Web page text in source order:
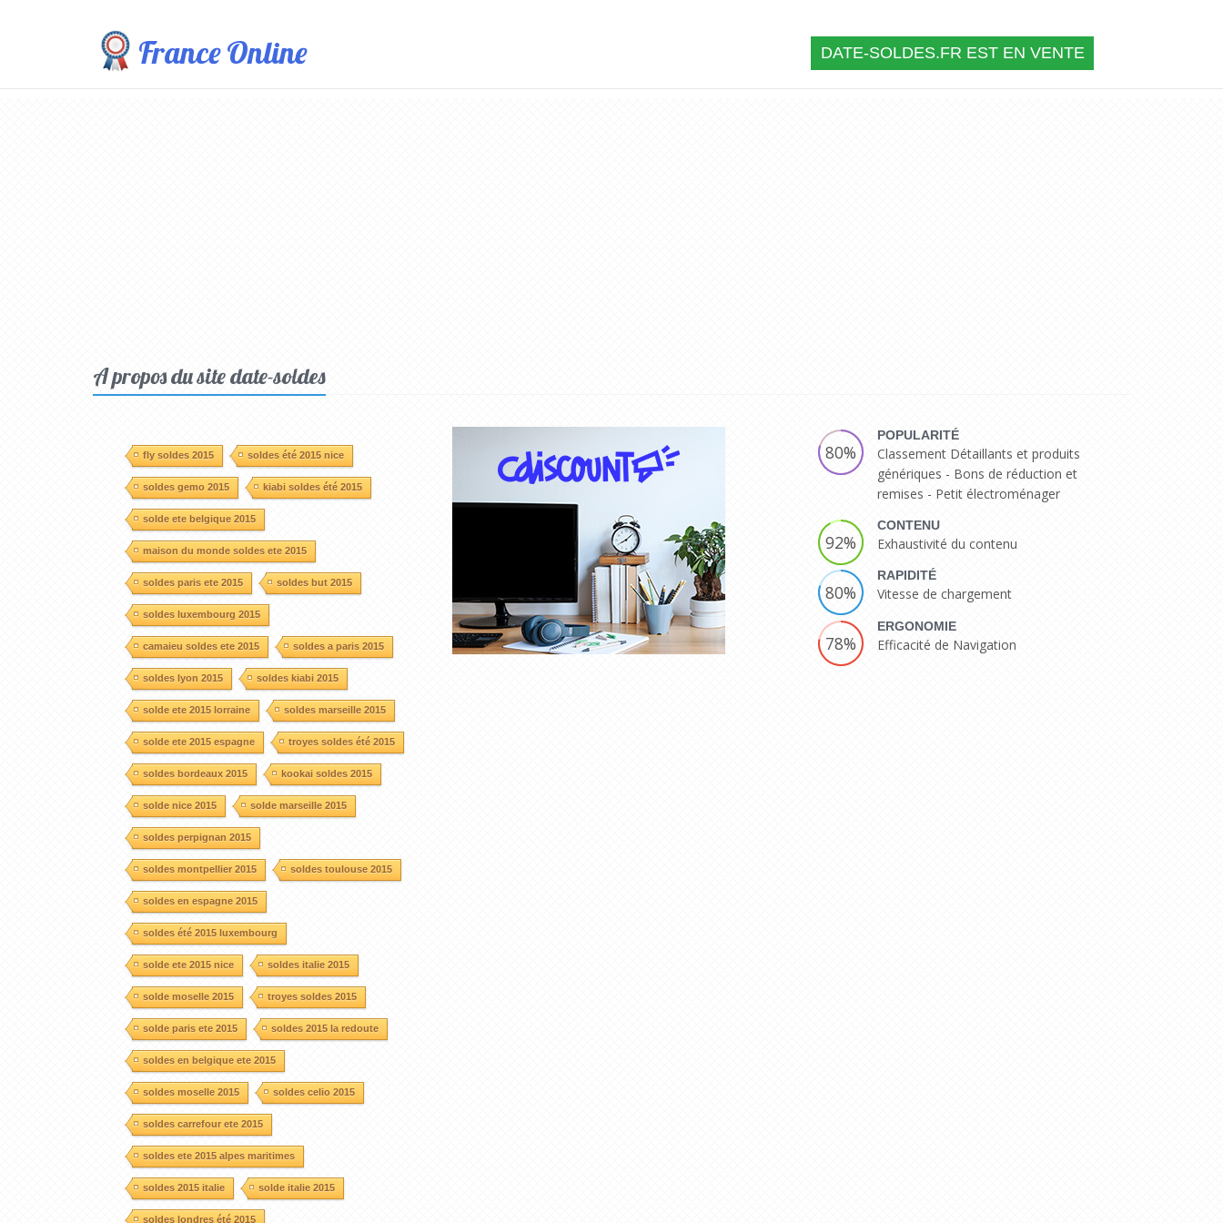
France Online DATE-SOLDES.FR EST EN VENTE
A propos du site date-soldes
fly soldes 2015 soldes été 2015 nice
soldes gemo 2015 kiabi soldes été 2015
solde ete belgique 2015
maison du monde soldes ete 2015
soldes paris ete 2015 soldes but 2015
soldes luxembourg 2015
camaieu soldes ete 2015 soldes a paris 2015
soldes lyon 2015 soldes kiabi 2015
solde ete 2015 lorraine soldes marseille 2015
solde ete 2015 espagne troyes soldes été 2015
soldes bordeaux 2015 kookai soldes 2015
solde nice 2015 solde marseille 2015
soldes perpignan 2015
soldes montpellier 2015 soldes toulouse 2015
soldes en espagne 2015
soldes été 2015 luxembourg
solde ete 2015 nice soldes italie 2015
solde moselle 2015 troyes soldes 2015
solde paris ete 2015 soldes 2015 la redoute
soldes en belgique ete 2015
soldes moselle 2015 soldes celio 2015
soldes carrefour ete 2015
soldes ete 2015 alpes maritimes
soldes 2015 italie solde italie 2015
soldes londres été 2015
80%
POPULARITÉ
Classement Détaillants et produits
génériques - Bons de réduction et
remises - Petit électroménager
92%
CONTENU
Exhaustivité du contenu
80%
RAPIDITÉ
Vitesse de chargement
78%
ERGONOMIE
Efficacité de Navigation